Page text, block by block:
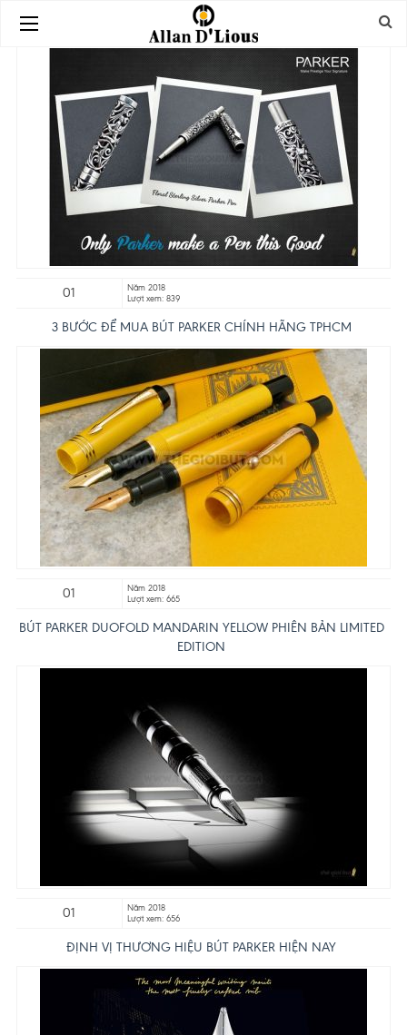
01
Năm 2018
Lượt xem: 839
3 BƯỚC ĐỂ MUA BÚT PARKER CHÍNH HÃNG TPHCM
01
Năm 2018
Lượt xem: 665
BÚT PARKER DUOFOLD MANDARIN YELLOW PHIÊN BẢN LIMITED
EDITION
01
Năm 2018
Lượt xem: 656
ĐỊNH VỊ THƯƠNG HIỆU BÚT PARKER HIỆN NAY